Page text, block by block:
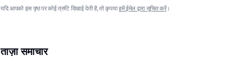
यदि आपको इस पृष्ठ पर कोई त्रुटि दिखाई देती है, तो कृपयाहमें ईमेल द्वारा सूचित करें।
ताज़ा समाचार